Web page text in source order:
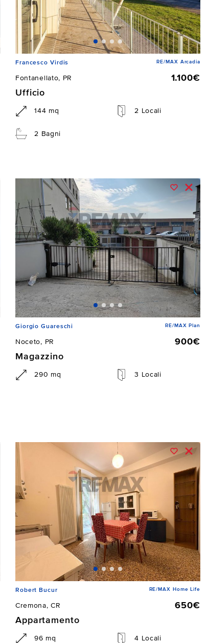
Francesco Virdis RE/MAX Arcadia
Fontanellato, PR
1.100€
Ufficio
144 mq 2 Locali
2 Bagni
Giorgio Guareschi RE/MAX Plan
Noceto, PR
900€
Magazzino
290 mq 3 Locali
Robert Bucur RE/MAX Home Life
Cremona, CR
650€
Appartamento
96 mq 4 Locali